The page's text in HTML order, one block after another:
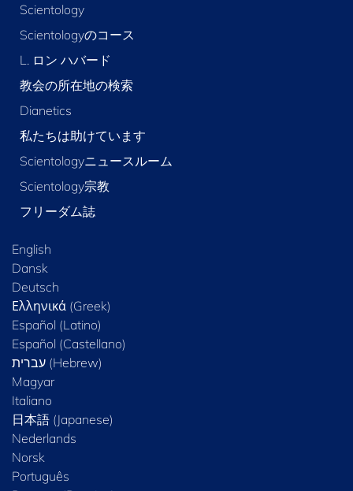
Scientology
Scientologyのコース
L. ロン ハバード
教会の所在地の検索
Dianetics
私たちは助けています
Scientologyニュースルーム
Scientology宗教
フリーダム誌
English
Dansk
Deutsch
Ελληνικά (Greek)
Español (Latino)
Español (Castellano)
Magyar
Italiano
日本語 (Japanese)
Nederlands
Norsk
Português